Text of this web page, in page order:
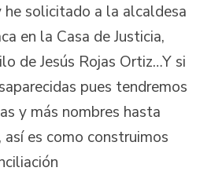
he solicitado a la alcaldesa
en la Casa de Justicia,
de Jesús Rojas Ortiz…Y si
pues tendremos
y más nombres hasta
es como construimos